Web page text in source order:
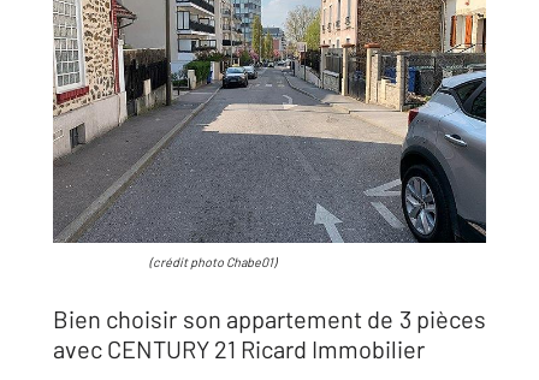
(crédit photo Chabe01)
Bien choisir son appartement de 3 pièces
avec CENTURY 21 Ricard Immobilier